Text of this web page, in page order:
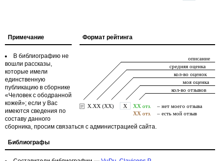
Формат рейтинга
Примечание
В библиографию не
вошли рассказы,
которые имели
единственную
публикацию в сборнике
«Человек с ободранной
кожей»; если у Вас
имеются сведения по
составу данного
сборника, просим связаться с администрацией сайта.
Библиографы